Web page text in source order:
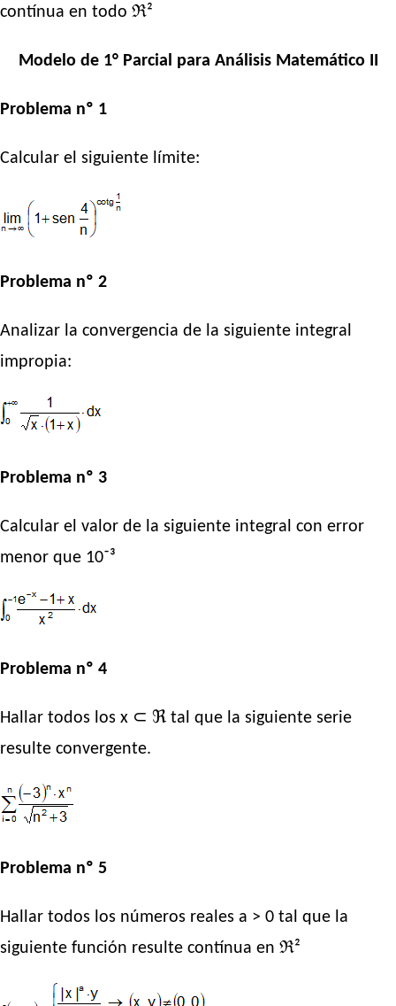
contínua en todo ℜ²
Modelo de 1° Parcial para Análisis Matemático II
Problema nº 1
Calcular el siguiente límite:
Problema nº 2
Analizar la convergencia de la siguiente integral
impropia:
Problema nº 3
Calcular el valor de la siguiente integral con error
menor que 10⁻³
Problema nº 4
Hallar todos los x ⊂ ℜ tal que la siguiente serie
resulte convergente.
Problema nº 5
Hallar todos los números reales a > 0 tal que la
siguiente función resulte contínua en ℜ²